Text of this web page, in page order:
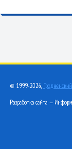
© 1999-2026,
Разработка сайта —